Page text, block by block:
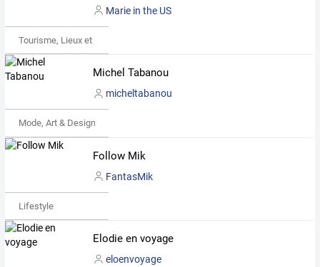
Marie in the US
Tourisme, Lieux et Événements
Michel Tabanou
micheltabanou
Mode, Art & Design
Follow Mik
FantasMik
Lifestyle
Elodie en voyage
eloenvoyage